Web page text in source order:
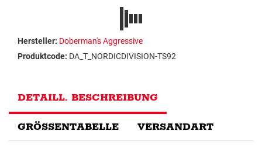
Hersteller: Doberman's Aggressive
Produktcode: DA_T_NORDICDIVISION-TS92
DETAILL. BESCHREIBUNG
GRÖSSENTABELLE VERSANDART